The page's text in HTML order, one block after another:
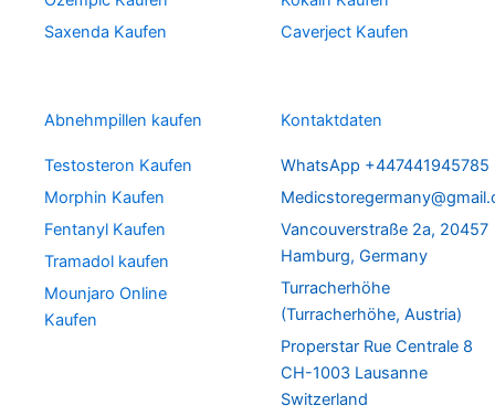
Saxenda Kaufen
Caverject Kaufen
Abnehmpillen kaufen
Testosteron Kaufen
Morphin Kaufen
Fentanyl Kaufen
Tramadol kaufen
Mounjaro Online
Kaufen
Kontaktdaten
WhatsApp +447441945785
Vancouverstraße 2a, 20457
Hamburg, Germany
Turracherhöhe
(Turracherhöhe, Austria)
Properstar Rue Centrale 8
CH-1003 Lausanne
Switzerland